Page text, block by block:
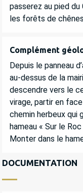
passerez au pied
les forêts de
Complément
Complément
Depuis le panneau
au-dessus de la
descendre vers le
virage, partir en
chemin herbeux qui
hameau « Sur le
Monter dans le
DOCUMENTATION